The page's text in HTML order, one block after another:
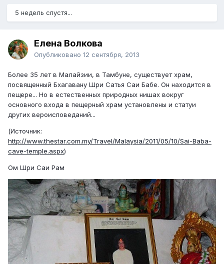
5 недель спустя...
Елена Волкова
Опубликовано 12 сентября, 2013
Более 35 лет в Малайзии, в Тамбуне, существует храм,
посвященный Бхагавану Шри Сатья Саи Бабе. Он находится в
пещере... Но в естественных природных нишах вокруг
основного входа в пещерный храм установлены и статуи
других вероисповеданий...
(Источник:
http://www.thestar.com.my/Travel/Malaysia/2011/05/10/Sai-Baba-
cave-temple.aspx)
Ом Шри Саи Рам